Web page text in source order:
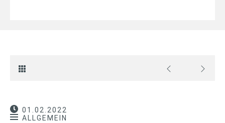
01.02.2022
ALLGEMEIN